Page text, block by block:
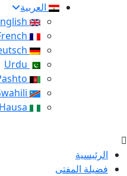
العربية
الرئيسية
فضيلة المفتى